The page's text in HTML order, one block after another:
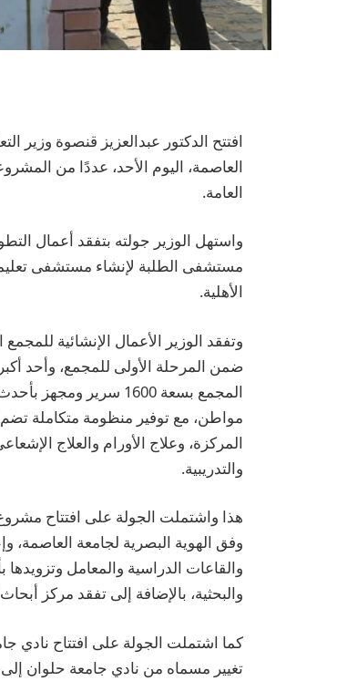
افتتح الدكتور عبدالعزيز قنصوة وزير
العاصمة، اليوم الأحد، عددًا من
العامة.
واستهل الوزير جولته بتفقد أعمال
مستشفى الطلبة لإنشاء مستشفى تعليمي
الأهلية.
وتفقد الوزير الأعمال الإنشائية
ضمن المرحلة الأولى للمجمع، وأحد
مواطن، مع توفير منظومة متكاملة تضم
المركزة، وعلاج الأورام والعلاج
والتدريبية.
هذا واشتملت الجولة على افتتاح
وفق الهوية البصرية لجامعة العاصمة،
والقاعات الدراسية والمعامل
والبحثية، بالإضافة إلى تفقد مركز
كما اشتملت الجولة على افتتاح نادي
تغيير مسماه من نادي جامعة حلوان